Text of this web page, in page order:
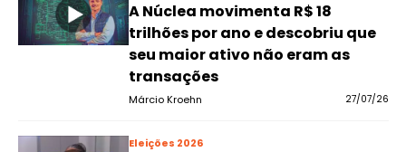
A Núclea movimenta R$ 18
trilhões por ano e descobriu que
seu maior ativo não eram as
transações
Márcio Kroehn 27/07/26
Eleições 2026